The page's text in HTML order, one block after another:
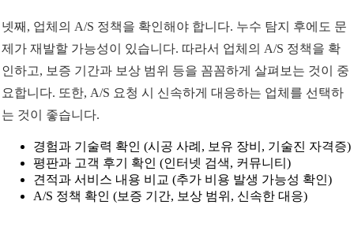
넷째, 업체의 A/S 정책을 확인해야 합니다. 누수 탐지 후에도 문
제가 재발할 가능성이 있습니다. 따라서 업체의 A/S 정책을 확
인하고, 보증 기간과 보상 범위 등을 꼼꼼하게 살펴보는 것이 중
요합니다. 또한, A/S 요청 시 신속하게 대응하는 업체를 선택하
는 것이 좋습니다.
경험과 기술력 확인 (시공 사례, 보유 장비, 기술진 자격증)
평판과 고객 후기 확인 (인터넷 검색, 커뮤니티)
견적과 서비스 내용 비교 (추가 비용 발생 가능성 확인)
A/S 정책 확인 (보증 기간, 보상 범위, 신속한 대응)